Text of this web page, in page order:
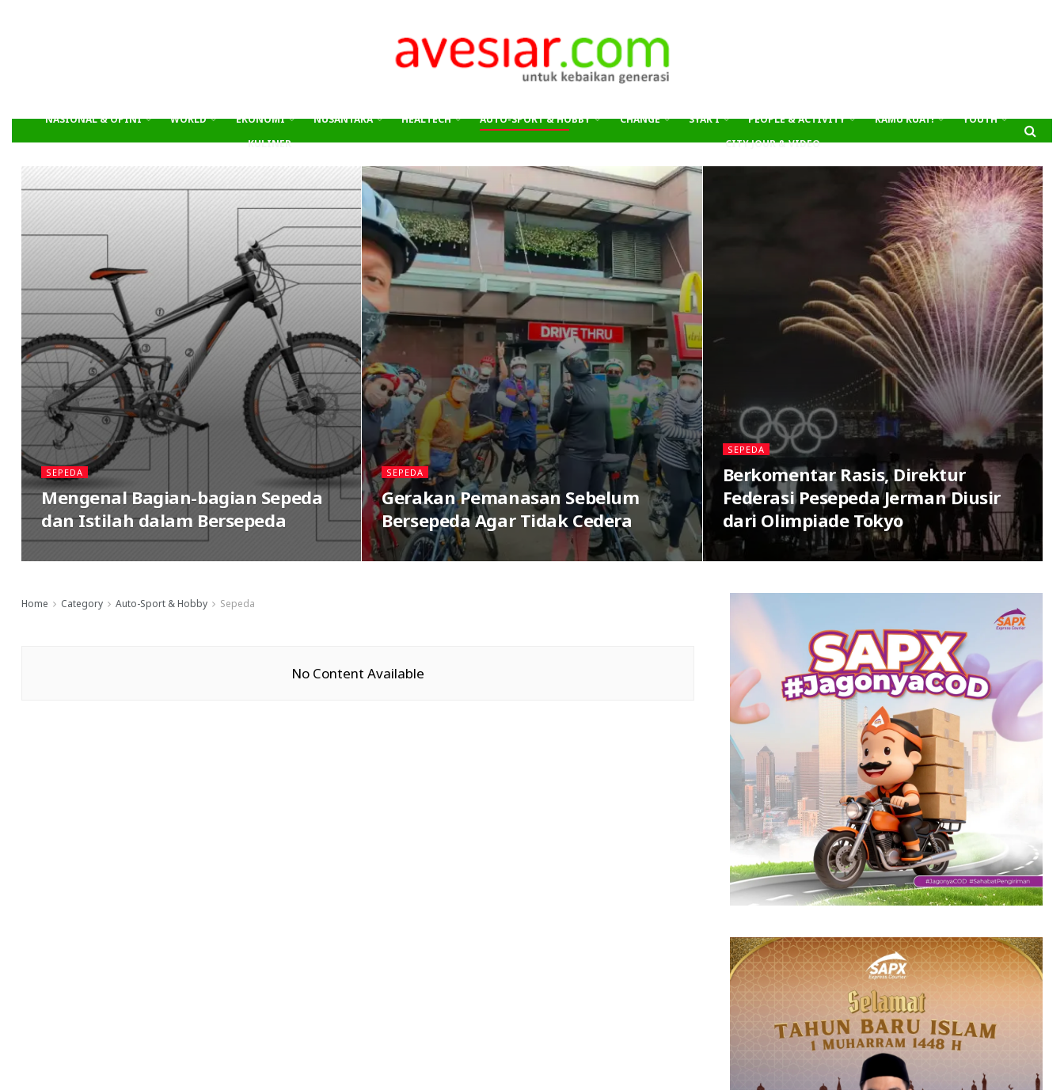
NASIONAL & OPINI WORLD EKONOMI NUSANTARA HEALTECH AUTO-SPORT & HOBBY CHANGE SYAR’I PEOPLE & ACTIVITY KAMU KUAT!
YOUTH
KULINER
CITY JOUR & VIDEO
SEPEDA
Mengenal Bagian-bagian Sepeda
dan Istilah dalam Bersepeda
SEPEDA
Gerakan Pemanasan Sebelum
Bersepeda Agar Tidak Cedera
SEPEDA
Berkomentar Rasis, Direktur
Federasi Pesepeda Jerman Diusir
dari Olimpiade Tokyo
Home Category Auto-Sport & Hobby Sepeda
No Content Available